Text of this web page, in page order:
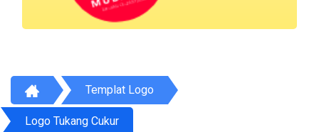
Templat Logo
Logo Tukang Cukur